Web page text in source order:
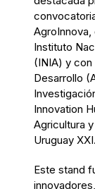
Instituto
(INIA) y con
Desarrollo
Innovation
Agricultura
Uruguay XXI.
Este stand